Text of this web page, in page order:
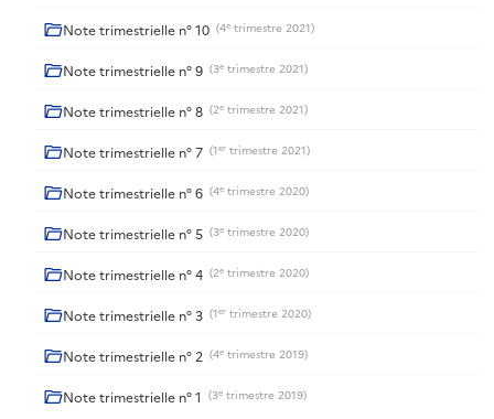
Note trimestrielle n° 10 (4e trimestre 2021)
Note trimestrielle n° 9 (3e trimestre 2021)
Note trimestrielle n° 8 (2e trimestre 2021)
Note trimestrielle n° 7 (1er trimestre 2021)
Note trimestrielle n° 6 (4e trimestre 2020)
Note trimestrielle n° 5 (3e trimestre 2020)
Note trimestrielle n° 4 (2e trimestre 2020)
Note trimestrielle n° 3 (1er trimestre 2020)
Note trimestrielle n° 2 (4e trimestre 2019)
Note trimestrielle n° 1 (3e trimestre 2019)